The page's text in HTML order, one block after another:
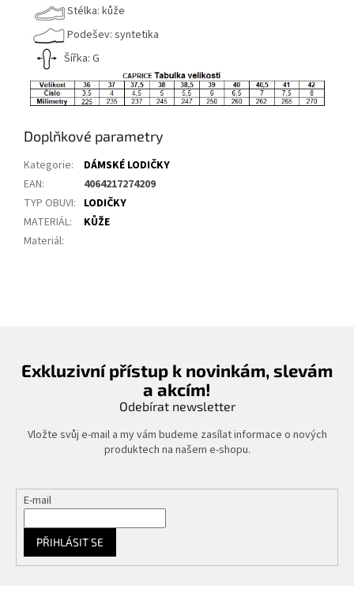
Stélka: kůže
Podešev: syntetika
Šířka: G
Doplňkové parametry
Kategorie:
DÁMSKÉ LODIČKY
EAN:
4064217274209
TYP OBUVI: LODIČKY
MATERIÁL:
KŮŽE
Materiál:
Exkluzivní přístup k novinkám, slevám
a akcím!
Odebírat newsletter
Vložte svůj e-mail a my vám budeme zasílat informace o nových
produktech na našem e-shopu.
E-mail
PŘIHLÁSIT SE